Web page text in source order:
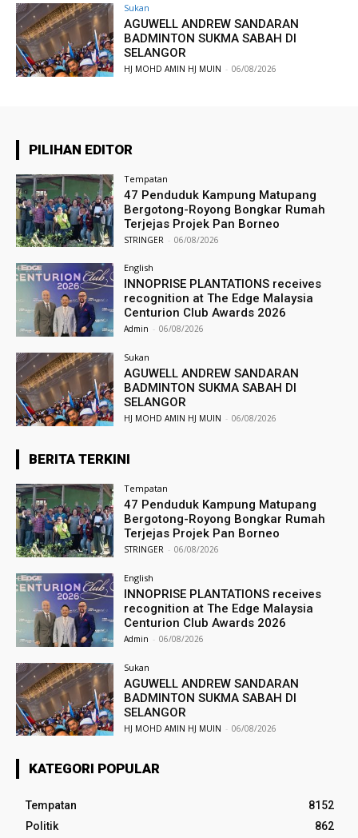
Sukan
AGUWELL ANDREW SANDARAN
BADMINTON SUKMA SABAH DI
SELANGOR
HJ MOHD AMIN HJ MUIN - 06/08/2026
PILIHAN EDITOR
Tempatan
47 Penduduk Kampung Matupang
Bergotong-Royong Bongkar Rumah
Terjejas Projek Pan Borneo
STRINGER - 06/08/2026
English
INNOPRISE PLANTATIONS receives
recognition at The Edge Malaysia
Centurion Club Awards 2026
Admin - 06/08/2026
Sukan
AGUWELL ANDREW SANDARAN
BADMINTON SUKMA SABAH DI
SELANGOR
HJ MOHD AMIN HJ MUIN - 06/08/2026
BERITA TERKINI
Tempatan
47 Penduduk Kampung Matupang
Bergotong-Royong Bongkar Rumah
Terjejas Projek Pan Borneo
STRINGER - 06/08/2026
English
INNOPRISE PLANTATIONS receives
recognition at The Edge Malaysia
Centurion Club Awards 2026
Admin - 06/08/2026
Sukan
AGUWELL ANDREW SANDARAN
BADMINTON SUKMA SABAH DI
SELANGOR
HJ MOHD AMIN HJ MUIN - 06/08/2026
KATEGORI POPULAR
Tempatan
8152
Politik
862